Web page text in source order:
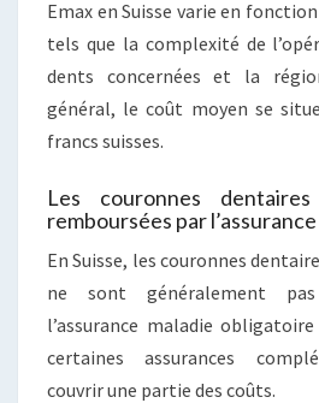
Emax en Suisse varie en
tels que la complexité de
dents concernées et la
général, le coût moyen se
francs suisses.
Les couronnes
remboursées par
En Suisse, les couronnes
ne sont généralement
l’assurance maladie
certaines assurances
couvrir une partie des coûts.